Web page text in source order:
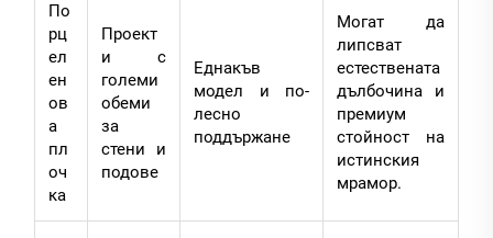
По
рц
ел
ен
ов
а
пл
оч
ка
Проект
и с
големи
обеми
за
стени и
подове
Еднакъв
модел и по-
лесно
поддържане
Могат да
липсват
естествената
дълбочина и
премиум
стойност на
истинския
мрамор.